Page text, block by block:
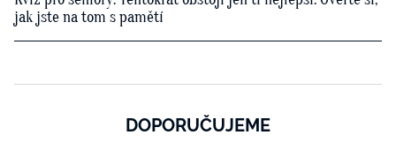
jak jste na tom s pamětí
DOPORUČUJEME